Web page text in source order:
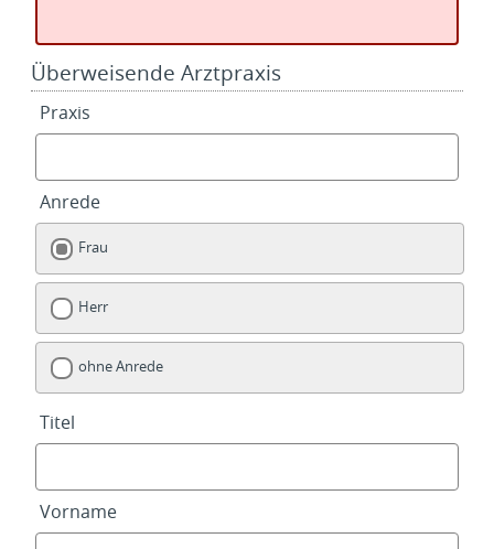
Überweisende Arztpraxis
Praxis
Anrede
Frau
Herr
ohne Anrede
Titel
Vorname